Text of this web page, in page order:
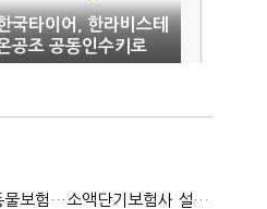
국타이어, 한라비스테
공조 공동인수키로
(보험사 혁신로드맵)①날씨·도난·동물보험…소액단기보험사 설립 추진